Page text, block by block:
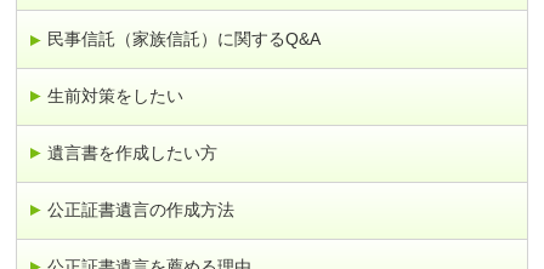
民事信託（家族信託）に関するQ&A
生前対策をしたい
遺言書を作成したい方
公正証書遺言の作成方法